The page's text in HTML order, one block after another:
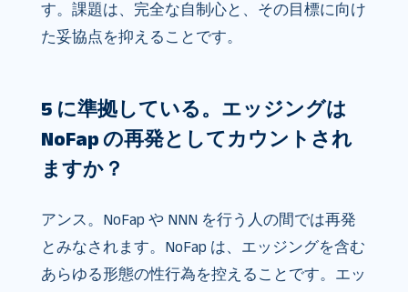
す。課題は、完全な自制心と、その目標に向け
た妥協点を抑えることです。
5 に準拠している。エッジングは
NoFap の再発としてカウントされ
ますか？
アンス。NoFap や NNN を行う人の間では再発
とみなされます。NoFap は、エッジングを含む
あらゆる形態の性行為を控えることです。エッ